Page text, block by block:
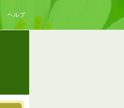
ヘルプ